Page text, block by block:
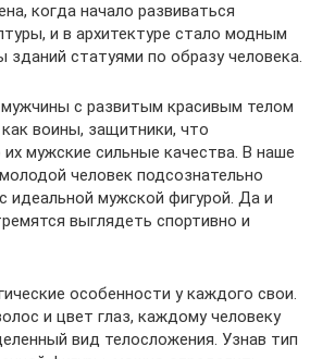
когда начало развиваться
и в архитектуре стало модным
статуями по образу человека.
с развитым красивым телом
воины, защитники, что
их мужские сильные качества. В наше
человек подсознательно
идеальной мужской фигурой. Да и
выглядеть спортивно и
особенности у каждого свои.
и цвет глаз, каждому человеку
вид телосложения. Узнав тип